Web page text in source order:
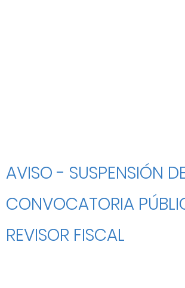
AVISO - SUSPENSIÓN
CONVOCATORIA
REVISOR FISCAL